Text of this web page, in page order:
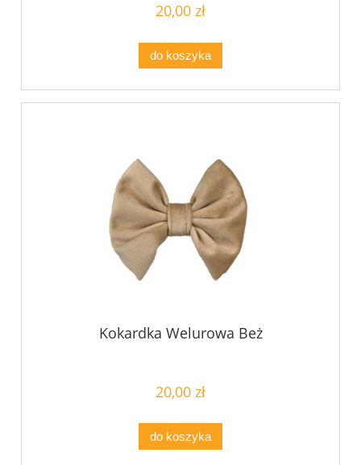
20,00 zł
do koszyka
Kokardka Welurowa Beż
20,00 zł
do koszyka